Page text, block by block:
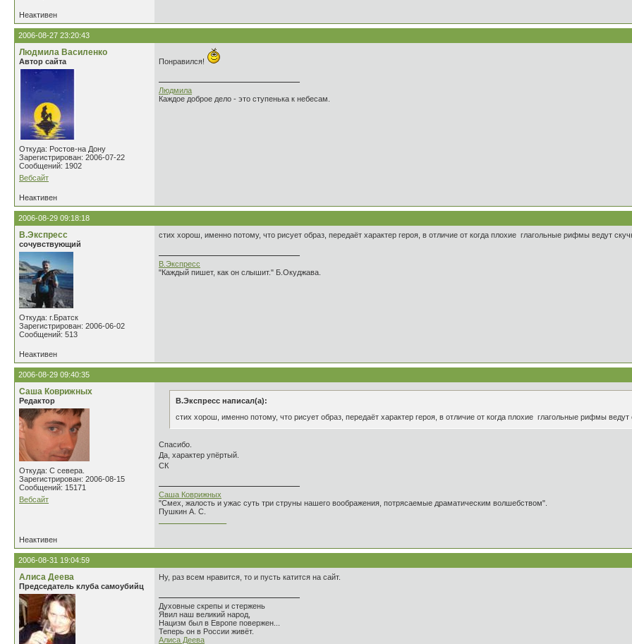
Неактивен
2006-08-27 23:20:43
Людмила Василенко
Автор сайта
Откуда: Ростов-на Дону
Зарегистрирован: 2006-07-22
Сообщений: 1902
Вебсайт
Понравился!
Людмила
Каждое доброе дело - это ступенька к небесам.
Неактивен
2006-08-29 09:18:18
В.Экспресс
сочувствующий
Откуда: г.Братск
Зарегистрирован: 2006-06-02
Сообщений: 513
стих хорош, именно потому, что рисует образ, передаёт характер героя, в отличие от когда плохие глагольные рифмы ведут
В.Экспресс
"Каждый пишет, как он слышит." Б.Окуджава.
Неактивен
2006-08-29 09:40:35
Саша Коврижных
Редактор
Откуда: С севера.
Зарегистрирован: 2006-08-15
Сообщений: 15171
Вебсайт
В.Экспресс написал(а):
стих хорош, именно потому, что рисует образ, передаёт характер героя, в отличие от когда плохие глагольные рифмы ведут
Спасибо.
Да, характер упёртый.
СК
Саша Коврижных
"Смех, жалость и ужас суть три струны нашего воображения, потрясаемые драматическим волшебством".
Пушкин А. С.
Неактивен
2006-08-31 19:04:59
Алиса Деева
Председатель клуба самоубийц
Ну, раз всем нравится, то и пусть катится на сайт.
Духовные скрепы и стержень
Явил наш великий народ,
Нацизм был в Европе повержен...
Теперь он в России живёт.
Алиса Деева